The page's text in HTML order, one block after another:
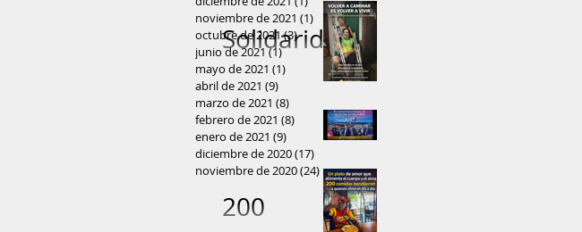
rural del
Cantón
Francisco
de
Orellana
entregadas
a familias
de El Coca
gracias a la
solidaridad
ciudadana
Solidaridad
que
devuelve
esperanza:
Antonio
Solorzano
Municipio
del Coca
convoca a
200
noviembre de 2021 (1) 1 entrada
octubre de 2021 (3)3 entradas
junio de 2021(1)1 entrada
mayo de 2021 (1) 1 entrada
abril de 2021 (9) 9 entradas
marzo de 2021 (8)
febrero de 2021 (8) 8 entradas
enero de 2021 (9) 9 entradas
diciembre de 2020(17)
noviembre de 2020(24) 24 entradas